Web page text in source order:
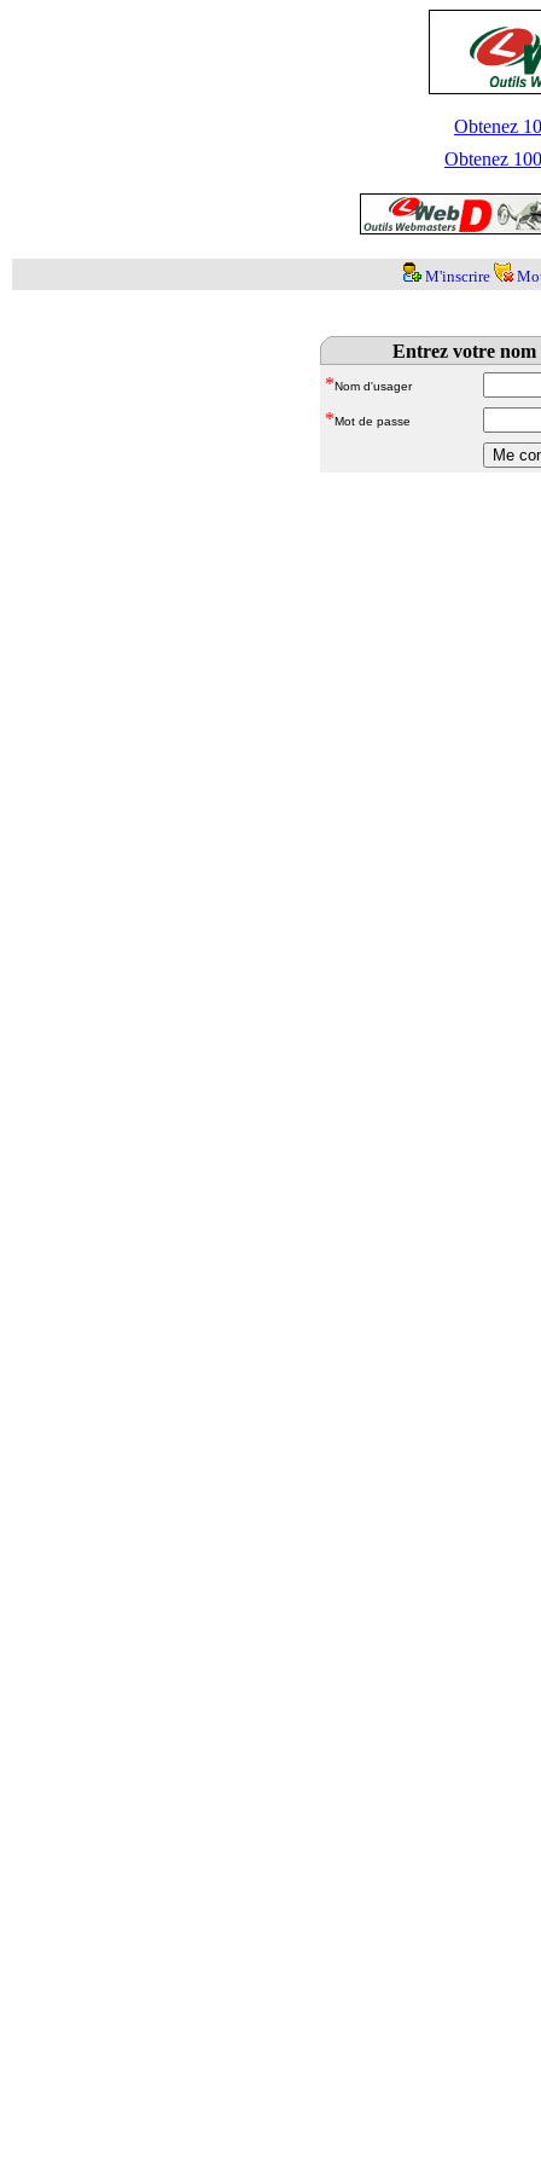
Obtenez
Obtenez
M'inscrire
Entrez votre nom
*Nom d'usager
*Mot de passe